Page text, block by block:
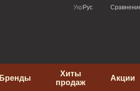
Укр Рус
Бренды
Хиты
продаж
Акции